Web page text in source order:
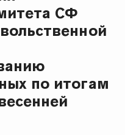
СФ
по итогам